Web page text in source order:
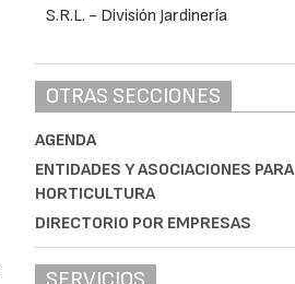
OTRAS SECCIONES
AGENDA
ENTIDADES Y ASOCIACIONES PARA
HORTICULTURA
DIRECTORIO POR EMPRESAS